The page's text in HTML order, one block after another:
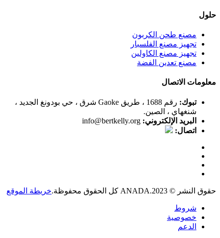
حلول
مصنع طحن الكربون
تجهيز مصنع الفلسبار
تجهيز مصنع الكاولين
مصنع تعدين الفضة
معلومات الاتصال
تبوك:
رقم 1688 ، طريق Gaoke شرق ، حي بودونغ الجديد ،
شنغهاي ، الصين.
البريد الإلكتروني: info@bertkelly.org
اتصال:
حقوق النشر © 2023.ANADA كل الحقوق محفوظة. خريطة الموقع
شروط
خصوصية
الدعم